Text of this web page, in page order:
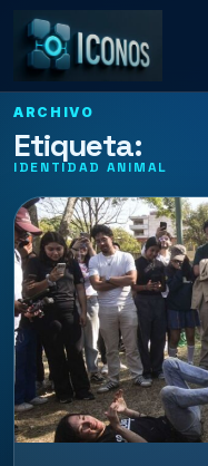
ARCHIVO
Etiqueta:
IDENTIDAD ANIMAL